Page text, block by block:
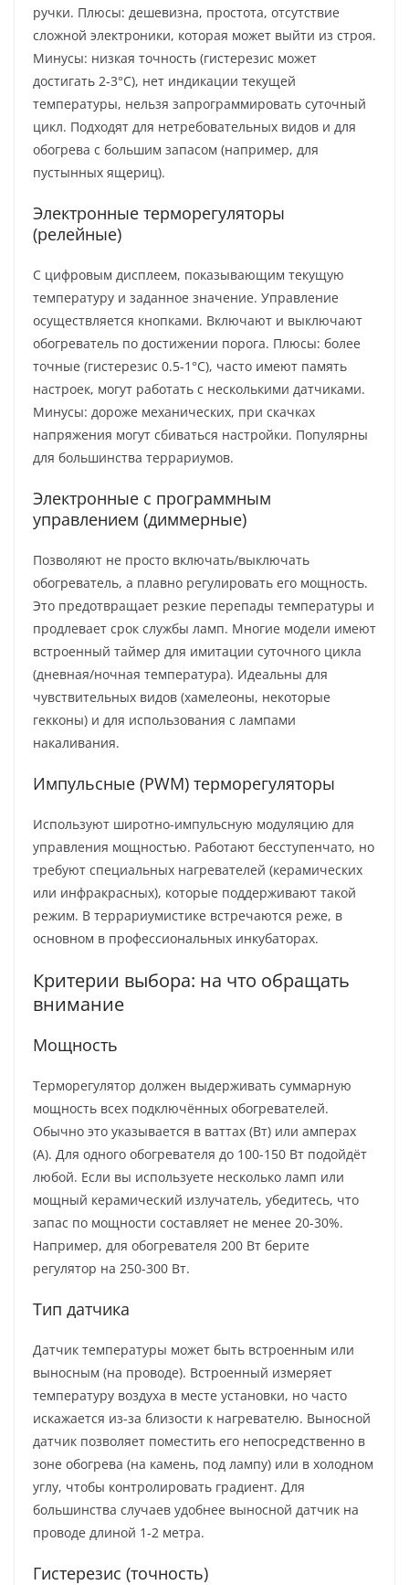
ручки. Плюсы: дешевизна, простота, отсутствие
сложной электроники, которая может выйти из строя.
Минусы: низкая точность (гистерезис может
достигать 2-3°C), нет индикации текущей
температуры, нельзя запрограммировать суточный
цикл. Подходят для нетребовательных видов и для
обогрева с большим запасом (например, для
пустынных ящериц).
Электронные терморегуляторы
(релейные)
С цифровым дисплеем, показывающим текущую
температуру и заданное значение. Управление
осуществляется кнопками. Включают и выключают
обогреватель по достижении порога. Плюсы: более
точные (гистерезис 0.5-1°C), часто имеют память
настроек, могут работать с несколькими датчиками.
Минусы: дороже механических, при скачках
напряжения могут сбиваться настройки. Популярны
для большинства террариумов.
Электронные с программным
управлением (диммерные)
Позволяют не просто включать/выключать
обогреватель, а плавно регулировать его мощность.
Это предотвращает резкие перепады температуры и
продлевает срок службы ламп. Многие модели имеют
встроенный таймер для имитации суточного цикла
(дневная/ночная температура). Идеальны для
чувствительных видов (хамелеоны, некоторые
гекконы) и для использования с лампами
накаливания.
Импульсные (PWM) терморегуляторы
Используют широтно-импульсную модуляцию для
управления мощностью. Работают бесступенчато, но
требуют специальных нагревателей (керамических
или инфракрасных), которые поддерживают такой
режим. В террариумистике встречаются реже, в
основном в профессиональных инкубаторах.
Критерии выбора: на что обращать
внимание
Мощность
Терморегулятор должен выдерживать суммарную
мощность всех подключённых обогревателей.
Обычно это указывается в ваттах (Вт) или амперах
(А). Для одного обогревателя до 100-150 Вт подойдёт
любой. Если вы используете несколько ламп или
мощный керамический излучатель, убедитесь, что
запас по мощности составляет не менее 20-30%.
Например, для обогревателя 200 Вт берите
регулятор на 250-300 Вт.
Тип датчика
Датчик температуры может быть встроенным или
выносным (на проводе). Встроенный измеряет
температуру воздуха в месте установки, но часто
искажается из-за близости к нагревателю. Выносной
датчик позволяет поместить его непосредственно в
зоне обогрева (на камень, под лампу) или в холодном
углу, чтобы контролировать градиент. Для
большинства случаев удобнее выносной датчик на
проводе длиной 1-2 метра.
Гистерезис (точность)